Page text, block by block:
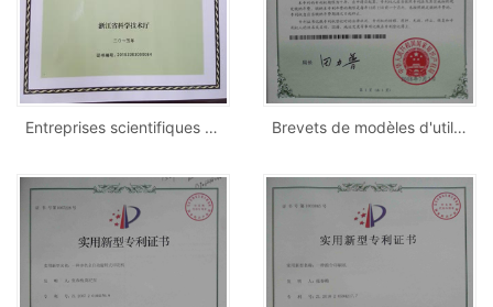
Entreprises scientifiques et technologiques de la province du Zhejiang Brevets de modèles d'utilité